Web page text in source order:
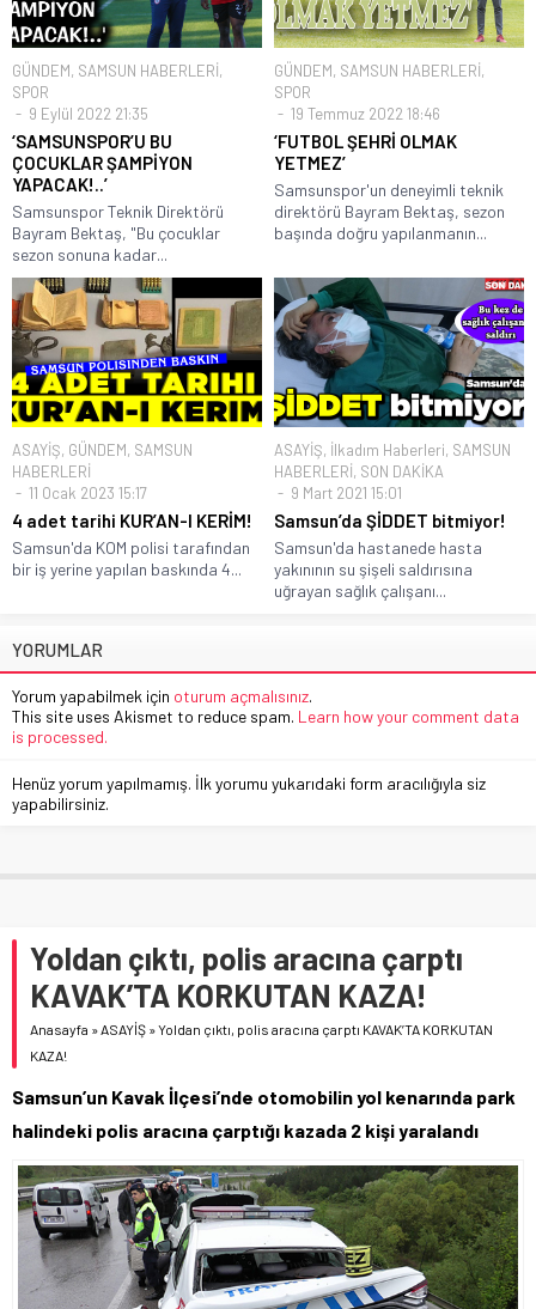
GÜNDEM, SAMSUN HABERLERİ,
SPOR
9 Eylül 2022 21:35
‘SAMSUNSPOR’U BU
ÇOCUKLAR ŞAMPİYON
YAPACAK!..’
Samsunspor Teknik Direktörü
Bayram Bektaş, "Bu çocuklar
sezon sonuna kadar...
GÜNDEM, SAMSUN HABERLERİ,
SPOR
19 Temmuz 2022 18:46
‘FUTBOL ŞEHRİ OLMAK
YETMEZ’
Samsunspor'un deneyimli teknik
direktörü Bayram Bektaş, sezon
başında doğru yapılanmanın...
ASAYİŞ, GÜNDEM, SAMSUN
HABERLERİ
11 Ocak 2023 15:17
4 adet tarihi KUR’AN-I KERİM!
Samsun'da KOM polisi tarafından
bir iş yerine yapılan baskında 4...
ASAYİŞ, İlkadım Haberleri, SAMSUN
HABERLERİ, SON DAKİKA
9 Mart 2021 15:01
Samsun’da ŞİDDET bitmiyor!
Samsun'da hastanede hasta
yakınının su şişeli saldırısına
uğrayan sağlık çalışanı...
YORUMLAR
Yorum yapabilmek için oturum açmalısınız.
This site uses Akismet to reduce spam. Learn how your comment data
is processed.
Henüz yorum yapılmamış. İlk yorumu yukarıdaki form aracılığıyla siz
yapabilirsiniz.
Yoldan çıktı, polis aracına çarptı
KAVAK’TA KORKUTAN KAZA!
Anasayfa »ASAYİŞ »Yoldan çıktı, polis aracına çarptı KAVAK’TA KORKUTAN
KAZA!
Samsun’un Kavak İlçesi’nde otomobilin yol kenarında park
halindeki polis aracına çarptığı kazada 2 kişi yaralandı